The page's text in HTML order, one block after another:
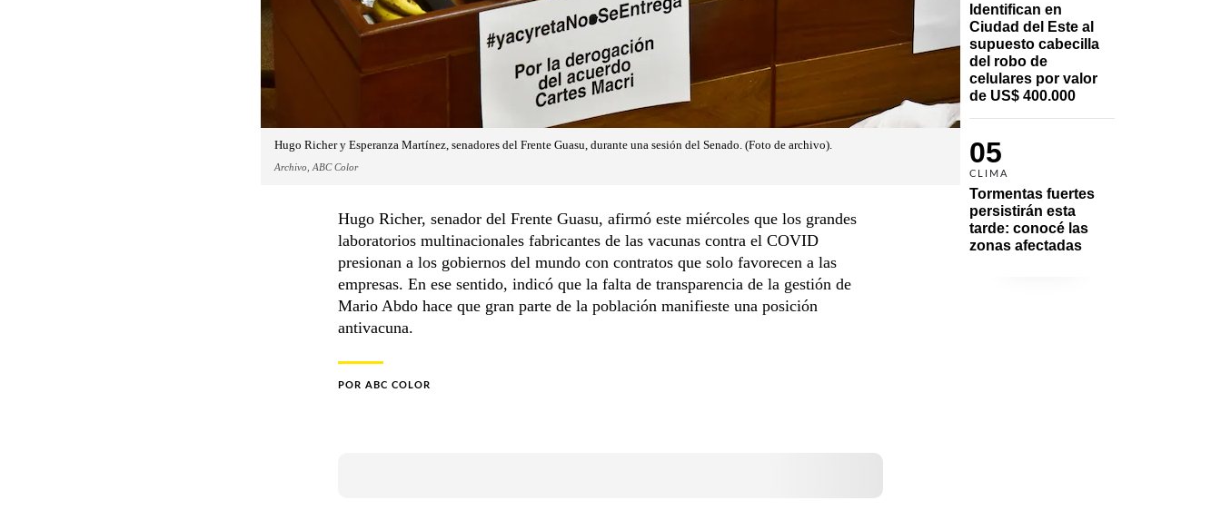
Identifican en
Ciudad del Este al
supuesto cabecilla
del robo de
celulares por valor
de US$ 400.000
05
CLIMA
Tormentas fuertes
persistirán esta
tarde: conocé las
zonas afectadas
Hugo Richer y Esperanza Martínez, senadores del Frente Guasu, durante una sesión del Senado. (Foto de archivo).
Archivo, ABC Color
Hugo Richer, senador del Frente Guasu, afirmó este miércoles que los grandes
laboratorios multinacionales fabricantes de las vacunas contra el COVID
presionan a los gobiernos del mundo con contratos que solo favorecen a las
empresas. En ese sentido, indicó que la falta de transparencia de la gestión de
Mario Abdo hace que gran parte de la población manifieste una posición
antivacuna.
POR ABC COLOR